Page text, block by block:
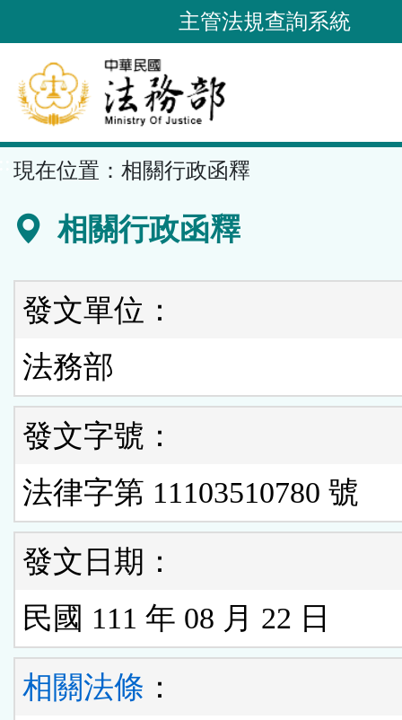
到
要
內
容
區
主管法規查詢系統
現在位置： 相關行政函釋
相關行政函釋
發文單位：
法務部
發文字號：
法律字第 11103510780 號
發文日期：
民國 111 年 08 月 22 日
相關法條 ：